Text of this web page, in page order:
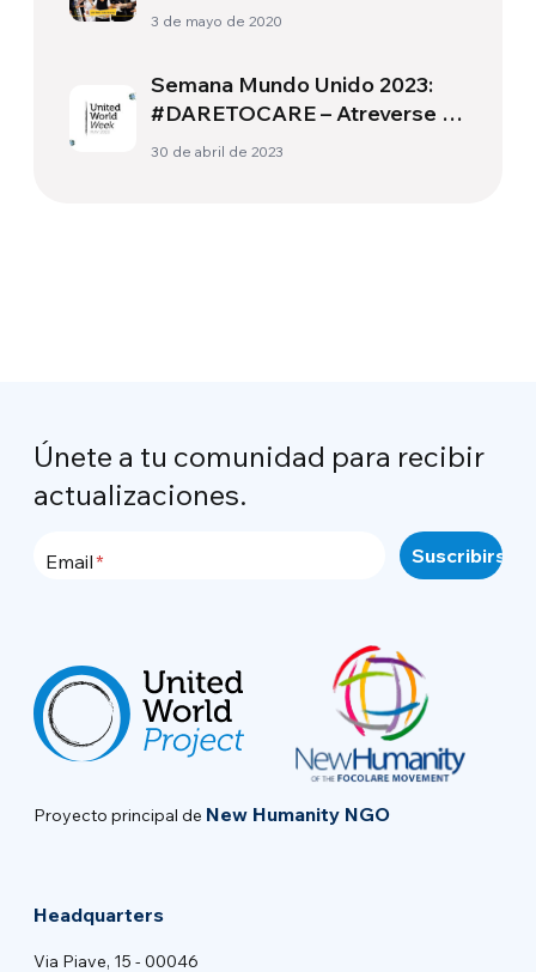
3 de mayo de 2020
Semana Mundo Unido 2023:
#DARETOCARE – Atreverse a
cuidar, a las personas y al
30 de abril de 2023
Únete a tu comunidad para recibir
actualizaciones.
Email
Proyecto principal de New Humanity NGO
Headquarters
Via Piave, 15 - 00046